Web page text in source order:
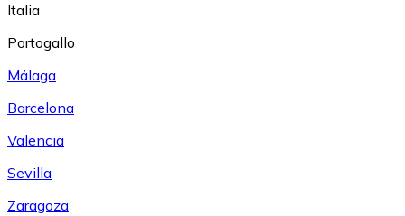
Italia
Portogallo
Málaga
Barcelona
Valencia
Sevilla
Zaragoza